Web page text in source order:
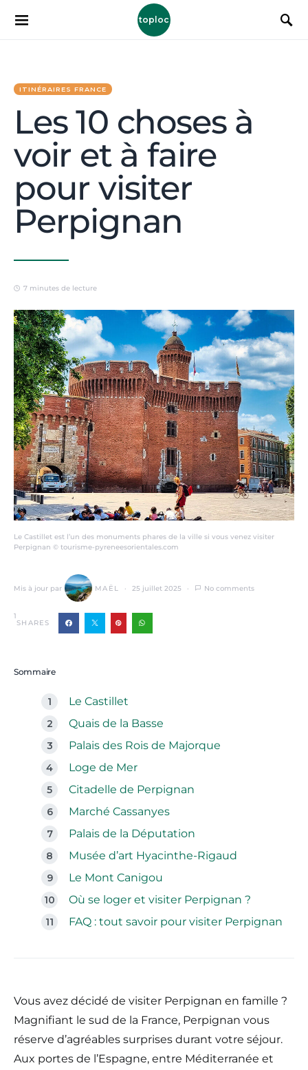
toploc
ITINÉRAIRES FRANCE
Les 10 choses à
voir et à faire
pour visiter
Perpignan
7 minutes de lecture
Le Castillet est l’un des monuments phares de la ville si vous venez visiter
Perpignan © tourisme-pyreneesorientales.com
Mis à jour par MAËL 25 juillet 2025 No comments
1
SHARES
Sommaire
Le Castillet
Quais de la Basse
Palais des Rois de Majorque
Loge de Mer
Citadelle de Perpignan
Marché Cassanyes
Palais de la Députation
Musée d’art Hyacinthe-Rigaud
Le Mont Canigou
Où se loger et visiter Perpignan ?
FAQ : tout savoir pour visiter Perpignan
Vous avez décidé de visiter Perpignan en famille ?
Magnifiant le sud de la France, Perpignan vous
réserve d’agréables surprises durant votre séjour.
Aux portes de l’Espagne, entre Méditerranée et